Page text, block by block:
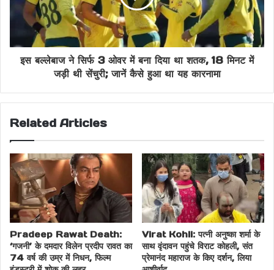
केसरी 2 के बारे में
इस बल्लेबाज ने सिर्फ 3 ओवर में बना दिया था शतक, 18 मिनट में
जड़ी थी सेंचुरी; जानें कैसे हुआ था यह कारनामा
Related Articles
Pradeep Rawat Death:
‘गजनी’ के दमदार विलेन प्रदीप रावत का
74 वर्ष की उम्र में निधन, फिल्म
Virat Kohli: पत्नी अनुष्का शर्मा के
साथ वृंदावन पहुंचे विराट कोहली, संत
प्रेमानंद महाराज के किए दर्शन, लिया